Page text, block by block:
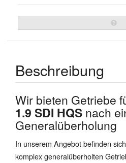
Beschreibung
Wir bieten Getriebe
1.9 SDI HQS nach
Generalüberholung
In unserem Angebot befinden
komplex generalüberholten